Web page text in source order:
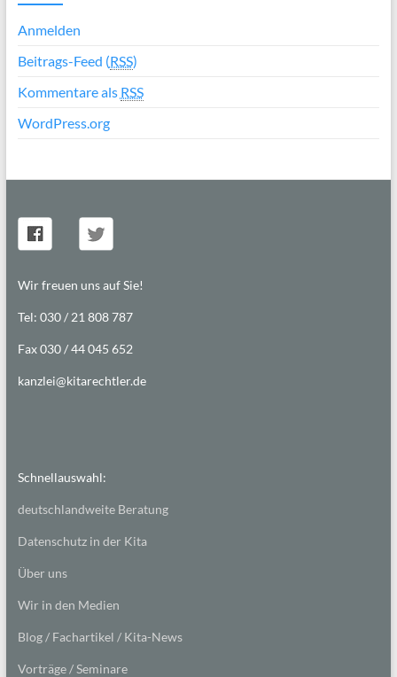
Anmelden
Beitrags-Feed (RSS)
Kommentare als RSS
WordPress.org
Wir freuen uns auf Sie!
Tel: 030 / 21 808 787
Fax 030 / 44 045 652
kanzlei@kitarechtler.de
Schnellauswahl:
deutschlandweite Beratung
Datenschutz in der Kita
Über uns
Wir in den Medien
Blog / Fachartikel / Kita-News
Vorträge / Seminare